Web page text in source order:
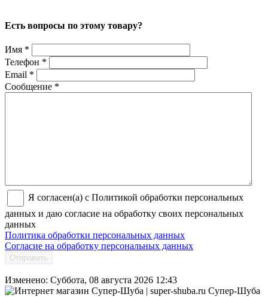
Есть вопросы по этому товару?
Имя *
Телефон *
Email *
Сообщение *
Я согласен(а) с Политикой обработки персональных
данных и даю согласие на обработку своих персональных
данных
Политика обработки персональных данных
Согласие на обработку персональных данных
Отправить
Изменено: Суббота, 08 августа 2026 12:43
Супер-Шуба